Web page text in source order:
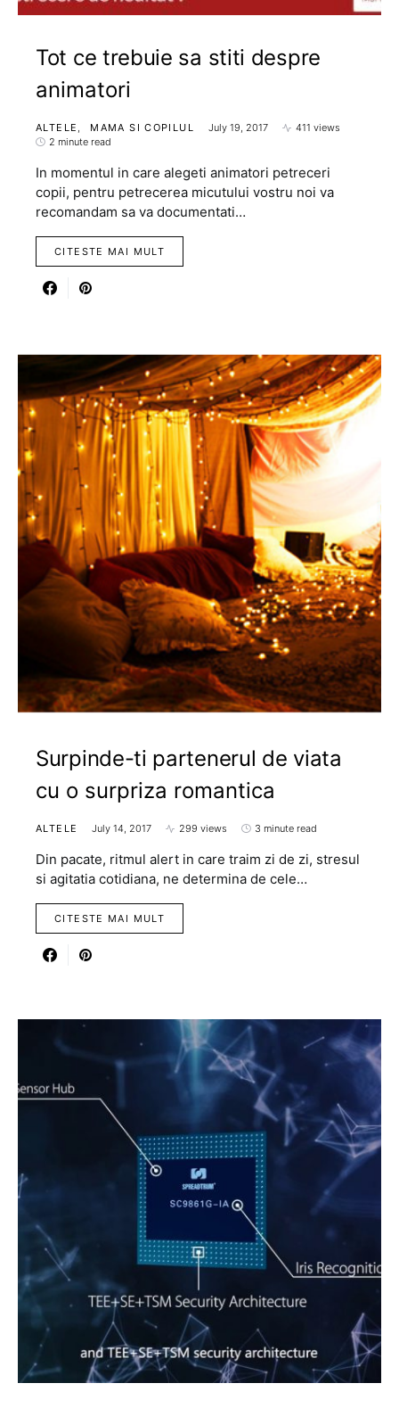
Tot ce trebuie sa stiti despre
animatori
ALTELE MAMA SI COPILUL July 19, 2017
411 views
2 minute read
In momentul in care alegeti animatori petreceri
copii, pentru petrecerea micutului vostru noi va
recomandam sa va documentati…
CITESTE MAI MULT
Surpinde-ti partenerul de viata
cu o surpriza romantica
ALTELE July 14, 2017 299 views 3 minute read
Din pacate, ritmul alert in care traim zi de zi, stresul
si agitatia cotidiana, ne determina de cele…
CITESTE MAI MULT